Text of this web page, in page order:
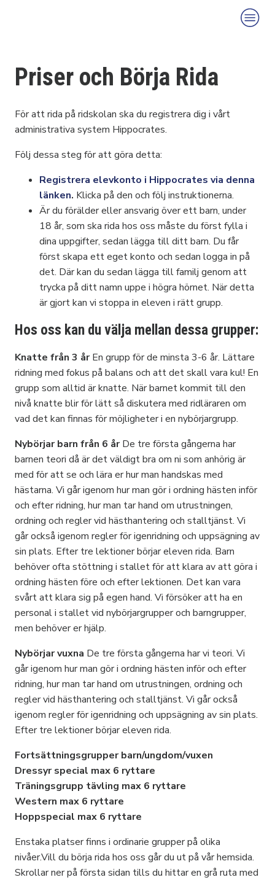
Priser och Börja Rida
För att rida på ridskolan ska du registrera dig i vårt
administrativa system Hippocrates.
Följ dessa steg för att göra detta:
Registrera elevkonto i Hippocrates via denna
länken. Klicka på den och följ instruktionerna.
Är du förälder eller ansvarig över ett barn, under
18 år, som ska rida hos oss måste du först fylla i
dina uppgifter, sedan lägga till ditt barn. Du får
först skapa ett eget konto och sedan logga in på
det. Där kan du sedan lägga till familj genom att
trycka på ditt namn uppe i högra hörnet. När detta
är gjort kan vi stoppa in eleven i rätt grupp.
Hos oss kan du välja mellan dessa grupper:
Knatte från 3 årEn grupp för de minsta 3-6 år. Lättare
ridning med fokus på balans och att det skall vara kul! En
grupp som alltid är knatte. När barnet kommit till den
nivå knatte blir för lätt så diskutera med ridläraren om
vad det kan finnas för möjligheter i en nybörjargrupp.
Nybörjar barn från 6 årDe tre första gångerna har
barnen teori då är det väldigt bra om ni som anhörig är
med för att se och lära er hur man handskas med
hästarna. Vi går igenom hur man gör i ordning hästen inför
och efter ridning, hur man tar hand om utrustningen,
ordning och regler vid hästhantering och stalltjänst. Vi
går också igenom regler för igenridning och uppsägning av
sin plats. Efter tre lektioner börjar eleven rida. Barn
behöver ofta stöttning i stallet för att klara av att göra i
ordning hästen före och efter lektionen. Det kan vara
svårt att klara sig på egen hand. Vi försöker att ha en
personal i stallet vid nybörjargrupper och barngrupper,
men behöver er hjälp.
Nybörjar vuxna De tre första gångerna har vi teori. Vi
går igenom hur man gör i ordning hästen inför och efter
ridning, hur man tar hand om utrustningen, ordning och
regler vid hästhantering och stalltjänst. Vi går också
igenom regler för igenridning och uppsägning av sin plats.
Efter tre lektioner börjar eleven rida.
Fortsättningsgrupper barn/ungdom/vuxen
Dressyr special max 6 ryttare
Träningsgrupp tävling max 6 ryttare
Western max 6 ryttare
Hoppspecial max 6 ryttare
Enstaka platser finns i ordinarie grupper på olika
nivåer.Vill du börja rida hos oss går du ut på vår hemsida.
Skrollar ner på första sidan tills du hittar en grå ruta med